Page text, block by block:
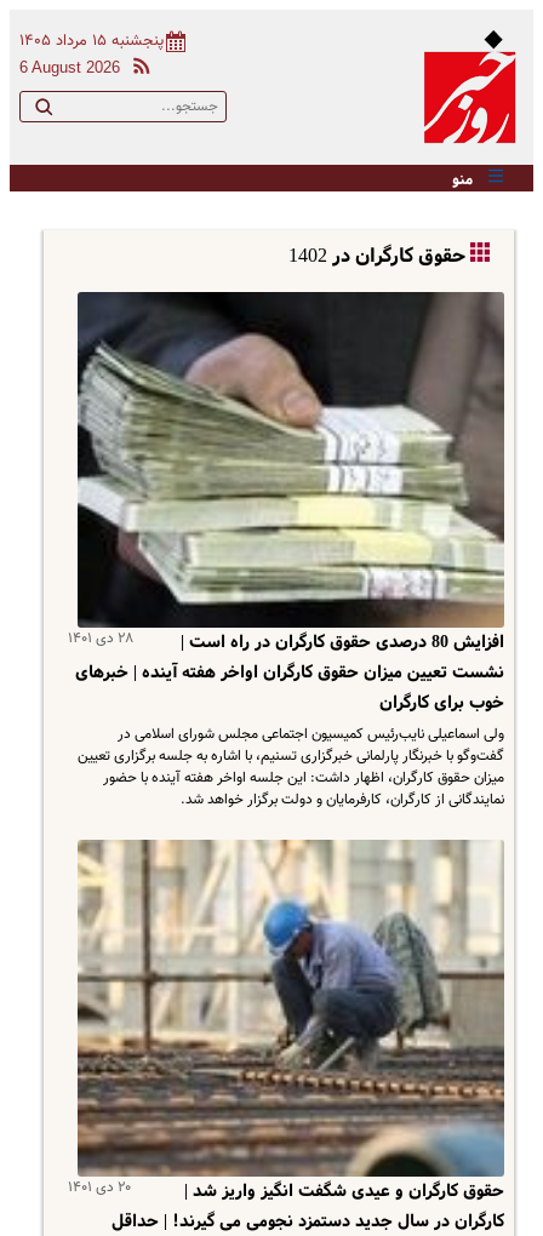
پنجشنبه ۱۵ مرداد ۱۴۰۵
6 August 2026
منو
حقوق کارگران در 1402
۲۸ دی ۱۴۰۱
افزایش 80 درصدی حقوق کارگران در راه است |
نشست تعیین میزان حقوق کارگران اواخر هفته آینده | خبرهای
خوب برای کارگران
ولی اسماعیلی نایب‌رئیس کمیسیون اجتماعی مجلس شورای اسلامی در
گفت‌وگو با خبرنگار پارلمانی خبرگزاری تسنیم، با اشاره به جلسه برگزاری تعیین
میزان حقوق کارگران، اظهار داشت: این جلسه اواخر هفته آینده با حضور
نمایندگانی از کارگران، کارفرمایان و دولت برگزار خواهد شد.
۲۰ دی ۱۴۰۱
حقوق کارگران و عیدی شگفت انگیز واریز شد |
کارگران در سال جدید دستمزد نجومی می گیرند! | حداقل